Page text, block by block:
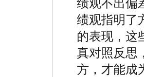
绩观不出偏
绩观指明了
的表现，这
真对照反思
方，才能成